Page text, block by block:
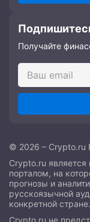
Получайте
© 2026 – Crypto.ru
Crypto.ru
порталом, на
прогнозы и
русскоязычной
конкретной стране.